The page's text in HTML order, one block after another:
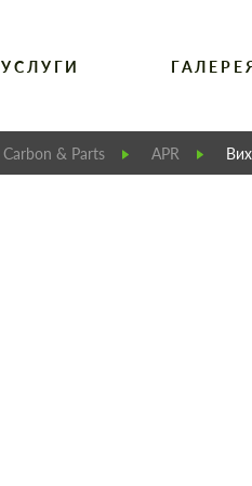
УСЛУГИ
Carbon & Parts APR